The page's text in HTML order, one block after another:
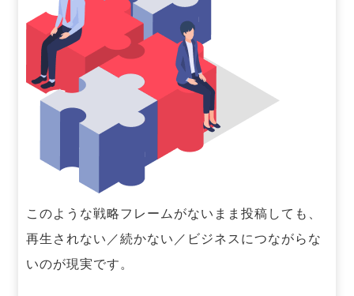
このような戦略フレームがないまま投稿しても、
再生されない／続かない／ビジネスにつながらな
いのが現実です。